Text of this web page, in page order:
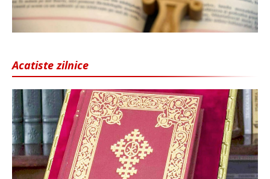
Acatiste zilnice